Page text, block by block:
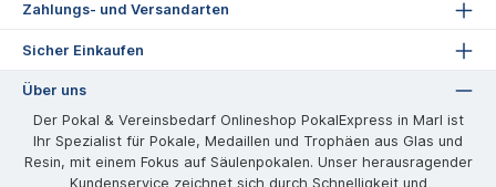
Zahlungs- und Versandarten
Sicher Einkaufen
Über uns
Der Pokal & Vereinsbedarf Onlineshop PokalExpress in Marl ist
Ihr Spezialist für Pokale, Medaillen und Trophäen aus Glas und
Resin, mit einem Fokus auf Säulenpokalen. Unser herausragender
Kundenservice zeichnet sich durch Schnelligkeit und